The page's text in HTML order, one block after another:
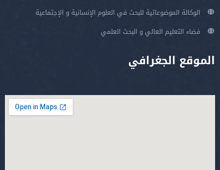
الوكالة الموضوعاتية للبحث في العلوم الإنسانية و الإجتماعية
فضاء التعليم العالي و البحث العلمي
الموقع الجغرافي